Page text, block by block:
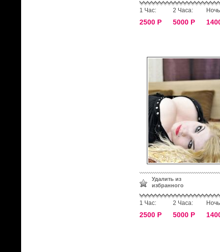
1 Час:
2500 Р
2 Часа:
5000 Р
Удалить из
избранного
1 Час:
2500 Р
2 Часа:
5000 Р